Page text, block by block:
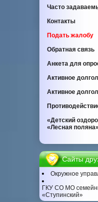
Часто
Контакты
Подать жалобу
Обратная связь
Анкета для
Активное
Активное
«Детский
«Лесная поляна»
Сайты
Окружное
ГКУ СО МО
«Ступинский»